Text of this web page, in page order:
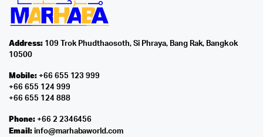
Address:109 Trok Phudthaosoth, Si Phraya, Bang Rak, Bangkok
10500
Mobile:+66 655 123 999
+66 655 124 999
+66 655 124 888
Phone:+66 2 2346456
Email: info@marhabaworld.com